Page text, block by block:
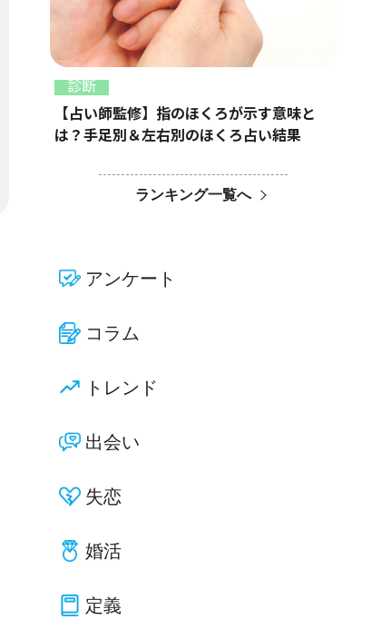
診断
【占い師監修】指のほくろが示す意味と
は？手足別＆左右別のほくろ占い結果
ランキング一覧へ
アンケート
コラム
トレンド
出会い
失恋
婚活
定義